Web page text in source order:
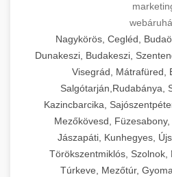
Nagykörös, Cegléd,
Dunakeszi, Budakeszi,
Visegrád, Mátrafüred,
Salgótarján,Rudabánya,
Kazincbarcika,
Mezőkövesd,
Jászapáti, Kunhegyes,
Törökszentmiklós, Szolnok,
Túrkeve, Mezőtúr,